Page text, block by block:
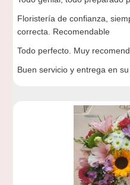
Floristería de confianza,
correcta. Recomendable
Todo perfecto. Muy
Buen servicio y entrega en